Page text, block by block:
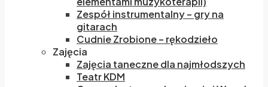
Zespół instrumentalny – gry na
gitarach
Cudnie Zrobione – rękodzieło
Zajęcia
Zajęcia taneczne dla najmłodszych
Teatr KDM